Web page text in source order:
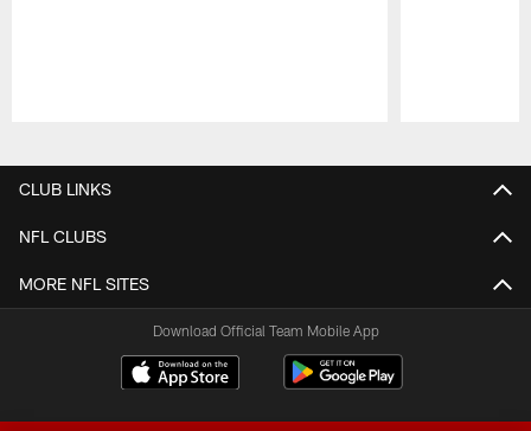
CLUB LINKS
NFL CLUBS
MORE NFL SITES
Download Official Team Mobile App